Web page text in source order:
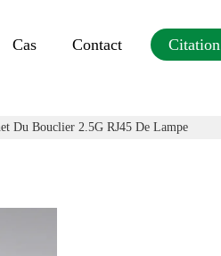
Cas Contact Citation
Du Bouclier 2.5G RJ45 De Lampe